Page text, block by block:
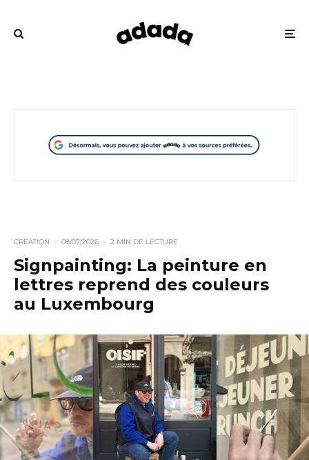
CRÉATION · 08/07/2026 · 2 MIN DE LECTURE
Signpainting: La peinture en
lettres reprend des couleurs
au Luxembourg